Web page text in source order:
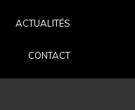
ACTUALITÉS
CONTACT